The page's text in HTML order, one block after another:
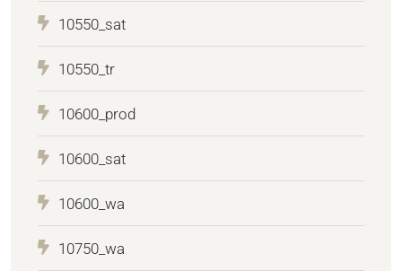
10550_sat
10550_tr
10600_prod
10600_sat
10600_wa
10750_wa